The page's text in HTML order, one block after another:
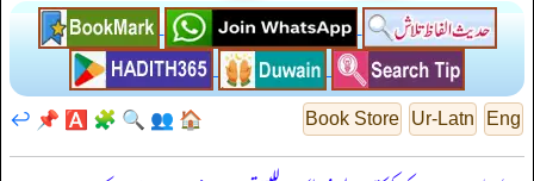
Eng
Ur-Latn
Book Store
🏠
👥
🔍
🧩
🅰️
📌
↩️